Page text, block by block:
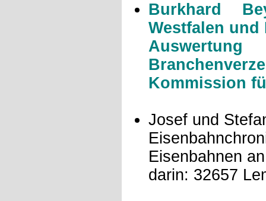
Burkhard
Westfalen und
Kommission
Josef und
Eisenbahnen
darin: 32657